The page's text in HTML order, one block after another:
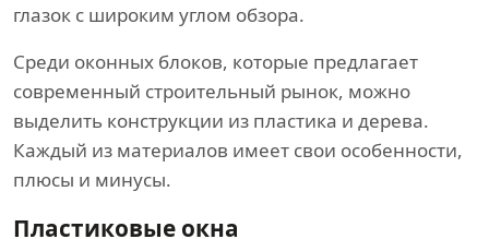
глазок с широким углом обзора.
Среди оконных блоков, которые предлагает
современный строительный рынок, можно
выделить конструкции из пластика и дерева.
Каждый из материалов имеет свои особенности,
плюсы и минусы.
Пластиковые окна